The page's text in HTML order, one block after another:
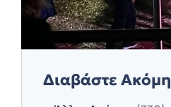
Διαβάστε Ακόμη